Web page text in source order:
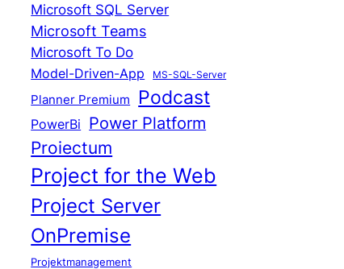
Microsoft SQL Server
Microsoft Teams
Microsoft To Do
Model-Driven-App MS-SQL-Server
Planner Premium Podcast
PowerBi Power Platform
Proiectum
Project for the Web
Project Server
OnPremise
Projektmanagement